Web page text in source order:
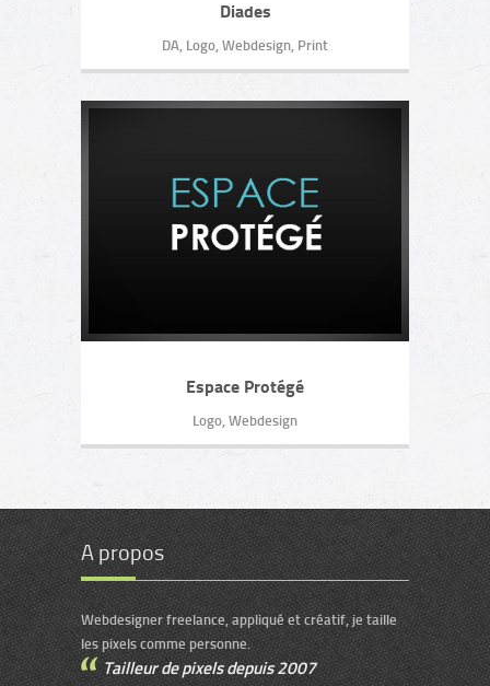
Diades
DA, Logo, Webdesign, Print
Espace Protégé
Logo, Webdesign
A propos
Webdesigner freelance, appliqué et créatif, je taille
les pixels comme personne.
Tailleur de pixels depuis 2007